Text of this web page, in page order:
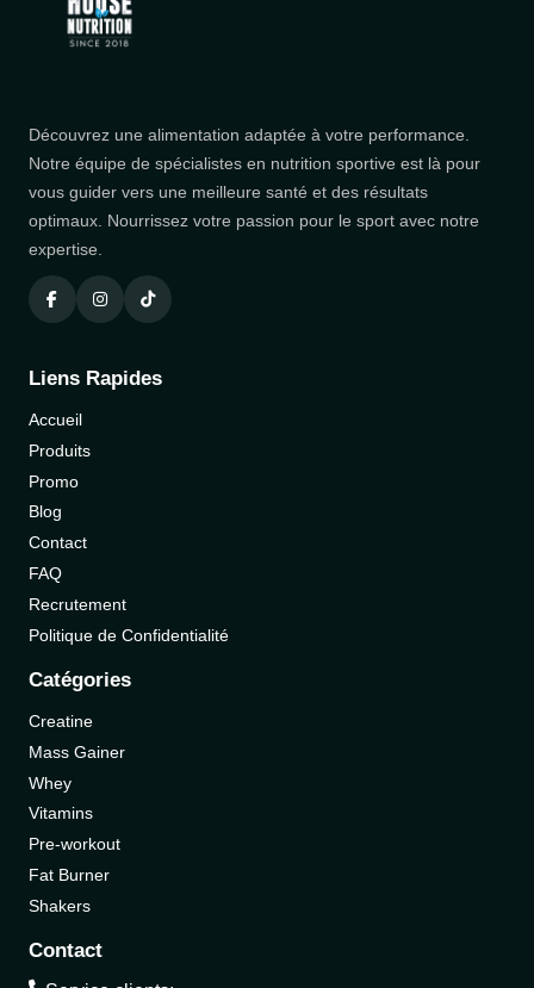
Découvrez une alimentation adaptée à votre performance.
Notre équipe de spécialistes en nutrition sportive est là pour
vous guider vers une meilleure santé et des résultats
optimaux. Nourrissez votre passion pour le sport avec notre
expertise.
Liens Rapides
Accueil
Produits
Promo
Blog
Contact
FAQ
Recrutement
Politique de Confidentialité
Catégories
Creatine
Mass Gainer
Whey
Vitamins
Pre-workout
Fat Burner
Shakers
Contact